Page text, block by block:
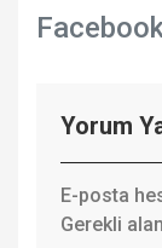
Yorum
E-posta
Gerekli